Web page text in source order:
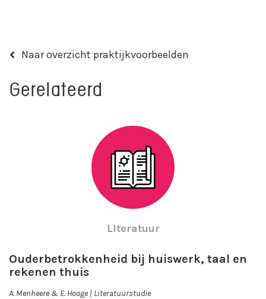
Naar overzicht praktijkvoorbeelden
Gerelateerd
Literatuur
Ouderbetrokkenheid bij huiswerk, taal en
rekenen thuis
A. Menheere & E. Hooge | Literatuurstudie